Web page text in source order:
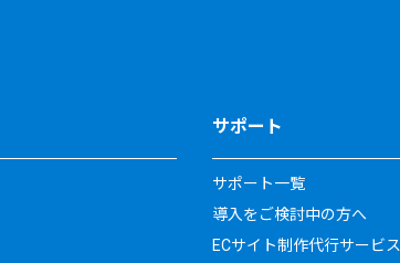
サポート
サポート一覧
導入をご検討中の方へ
ECサイト制作代行サービス